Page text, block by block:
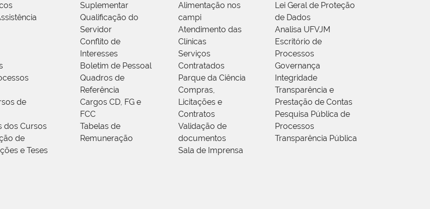
de
dos Cursos
de
e Teses
Suplementar
Qualificação do
Servidor
Conflito de
Interesses
Boletim de Pessoal
Quadros de
Referência
Cargos CD, FG e
FCC
Tabelas de
Remuneração
Alimentação nos
campi
Atendimento das
Clínicas
Serviços
Contratados
Parque da Ciência
Compras,
Licitações e
Contratos
Validação de
documentos
Sala de Imprensa
Lei Geral de Proteção
de Dados
Analisa UFVJM
Escritório de
Processos
Governança
Integridade
Transparência e
Prestação de Contas
Pesquisa Pública de
Processos
Transparência Pública